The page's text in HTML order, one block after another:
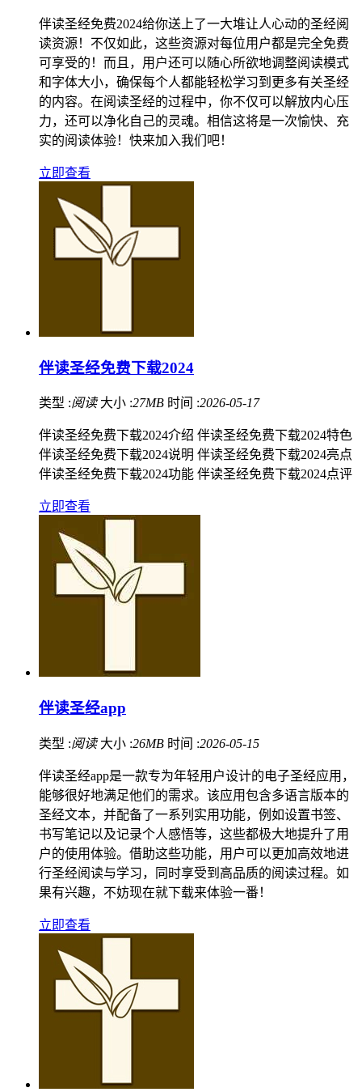
伴读圣经免费2024给你送上了一大堆让人心动的圣经阅
读资源！不仅如此，这些资源对每位用户都是完全免费
可享受的！而且，用户还可以随心所欲地调整阅读模式
和字体大小，确保每个人都能轻松学习到更多有关圣经
的内容。在阅读圣经的过程中，你不仅可以解放内心压
力，还可以净化自己的灵魂。相信这将是一次愉快、充
实的阅读体验！快来加入我们吧！
立即查看
伴读圣经免费下载2024
类型 :阅读 大小 :27MB 时间 :2026-05-17
伴读圣经免费下载2024介绍 伴读圣经免费下载2024特色
伴读圣经免费下载2024说明 伴读圣经免费下载2024亮点
伴读圣经免费下载2024功能 伴读圣经免费下载2024点评
立即查看
伴读圣经app
类型 :阅读 大小 :26MB 时间 :2026-05-15
伴读圣经app是一款专为年轻用户设计的电子圣经应用，
能够很好地满足他们的需求。该应用包含多语言版本的
圣经文本，并配备了一系列实用功能，例如设置书签、
书写笔记以及记录个人感悟等，这些都极大地提升了用
户的使用体验。借助这些功能，用户可以更加高效地进
行圣经阅读与学习，同时享受到高品质的阅读过程。如
果有兴趣，不妨现在就下载来体验一番！
立即查看